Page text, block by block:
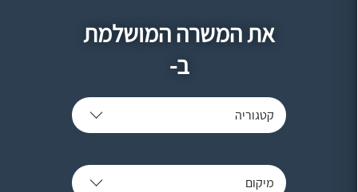
את המשרה המושלמת
ב-
קטגוריה
מיקום